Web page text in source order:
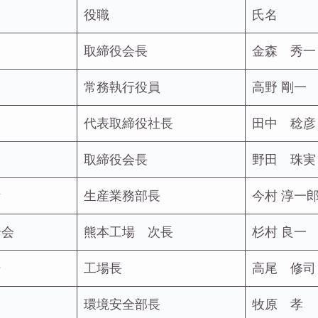
役職 氏名
取締役会長 金森 秀一
常務執行役員 高野 剛一
代表取締役社長 田中 稔彦
取締役会長 野田 珠実
生産業務部長 今村 淳一
熊本工場 次長 杉村 良一
工場長 高尾 修司
環境安全部長 牧原 孝